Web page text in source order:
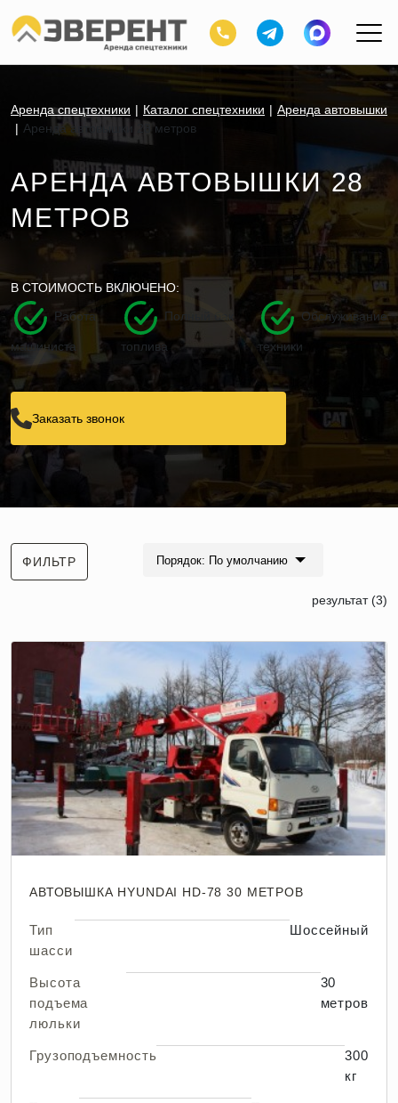
Аренда спецтехники Каталог спецтехники
Аренда автовышки
Аренда автовышки 28 метров
АРЕНДА АВТОВЫШКИ 28
МЕТРОВ
В СТОИМОСТЬ ВКЛЮЧЕНО:
Работа
машиниста
Полный бак
топлива
Обслуживание
техники
Заказать звонок
ФИЛЬТР Порядок: По умолчанию
результат (3)
АВТОВЫШКА HYUNDAI HD-78 30 МЕТРОВ
Тип
шасси
Шоссейный
Высота
подъема
люльки
30
метров
Грузоподъемность
300
кг